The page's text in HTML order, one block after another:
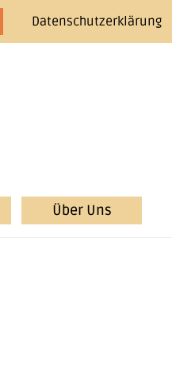
Über Uns
Datenschutzerklärung